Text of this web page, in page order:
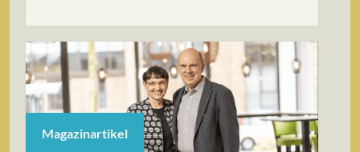
Magazinartikel